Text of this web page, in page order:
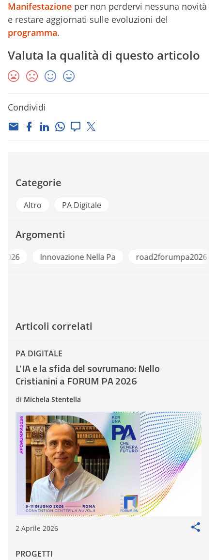
Manifestazione per non perdervi nessuna novità
e restare aggiornati sulle evoluzioni del
programma.
Valuta la qualità di questo articolo
Condividi
Categorie
Altro PA Digitale
Argomenti
forumpa2026 Innovazione Nella Pa
Articoli correlati
PA DIGITALE
L’IA e la sfida del sovrumano: Nello
Cristianini a FORUM PA 2026
di Michela Stentella
2 Aprile 2026
PROGETTI